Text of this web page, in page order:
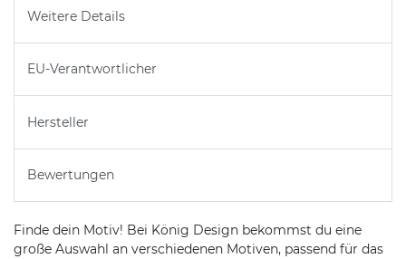
Weitere Details
EU-Verantwortlicher
Hersteller
Bewertungen
Finde dein Motiv! Bei König Design bekommst du eine
große Auswahl an verschiedenen Motiven, passend für das